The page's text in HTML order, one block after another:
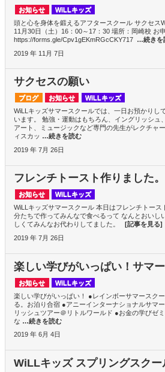
お知らせ
WiLLキッズ
頭と心を身体を鍛えるアフタースクール サクセス
11月30日（土）16：00～17：30 場所：岡崎校 お
https://forms.gle/Cpv1gEKmRGcCKY717 …続きを
2019 年 11月 7日
サクセスの願い
ブログ お知らせ
WiLLキッズ
WiLLキッズサマースクールでは、一日お預かりし
います。 勉強・運動はもちろん、イングリッシュ
アート、ミュージックなど専門の先生がレクチャ
ィスカッ …続きを読む
2019 年 7月 26日
フレンチトースト作りました。
お知らせ
WiLLキッズ
WiLLキッズサマースクール 本日はフレンチトース
分たちで作ってみんなで食べるって なんとおいし
しくてみんなお代わりしてました。
[記事を見る]
2019 年 7月 26日
楽しい学びがいっぱい！サマ
お知らせ
WiLLキッズ
楽しい学びがいっぱい！ ●レインボーサマースク
る。お泊り合宿 ●アニーインターナショナルサマ
リッシュツアー＠リトルワールド ●お金の学びゼ
な …続きを読む
2019 年 6月 4日
WiLLキッズ スプリングスクー